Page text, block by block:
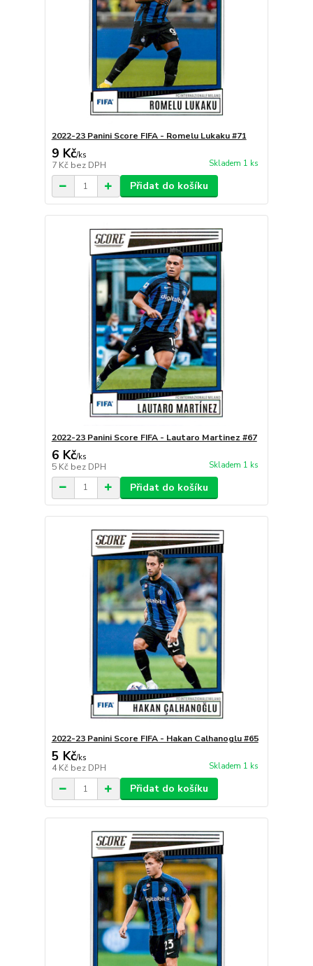
2022-23 Panini Score FIFA - Romelu Lukaku #71
9 Kč/ks
7 Kč bez DPH Skladem 1 ks
Přidat do košíku
2022-23 Panini Score FIFA - Lautaro Martinez #67
6 Kč/ks
5 Kč bez DPH Skladem 1 ks
Přidat do košíku
2022-23 Panini Score FIFA - Hakan Calhanoglu #65
5 Kč/ks
4 Kč bez DPH Skladem 1 ks
Přidat do košíku